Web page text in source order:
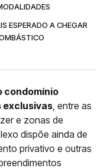
ESPERADO A CHEGAR
condomínio
, entre as
e zonas de
dispõe ainda de
privativo e outras